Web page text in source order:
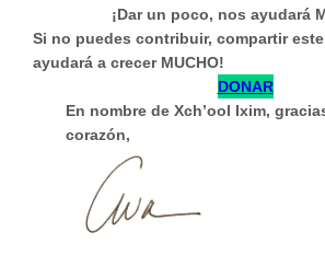
¡Dar un poco, nos ayudará
Si no puedes contribuir, compartir
ayudará a crecer MUCHO!
DONAR
En nombre de Xch’ool Ixim,
corazón,